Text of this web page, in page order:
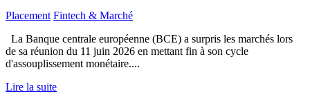
Placement Fintech & Marché
La Banque centrale européenne (BCE) a surpris les marchés lors
de sa réunion du 11 juin 2026 en mettant fin à son cycle
d'assouplissement monétaire....
Lire la suite